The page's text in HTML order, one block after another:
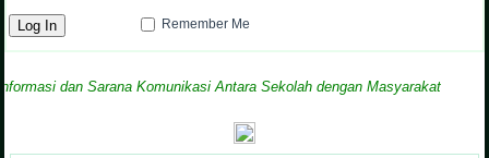
Remember Me
dan Sarana Komunikasi Antara Sekolah dengan Masyarakat